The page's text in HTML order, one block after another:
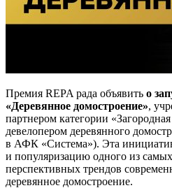
Премия REPA рада объявить о
«Деревянное домостроение»,
партнером категории
девелопером деревянного
в АФК «Система»). Эта
и популяризацию одного из
перспективных трендов
деревянное домостроение.